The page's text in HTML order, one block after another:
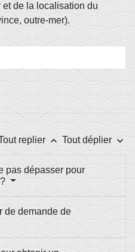
de la localisation du
outre-mer).
replier keyboard_arrow_up Tout déplier keyboard_arrow_down
pas dépasser pour
de demande de